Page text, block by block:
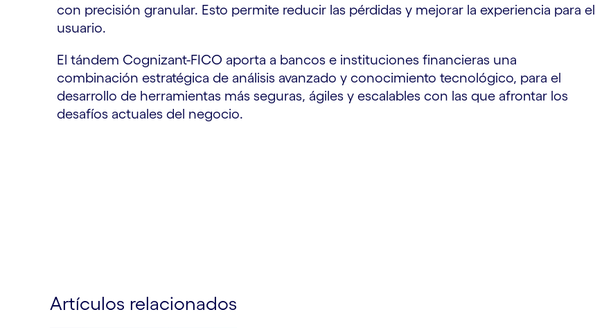
con precisión granular. Esto permite reducir las pérdidas y mejorar la experiencia para el
usuario.
El tándem Cognizant-FICO aporta a bancos e instituciones financieras una
combinación estratégica de análisis avanzado y conocimiento tecnológico, para el
desarrollo de herramientas más seguras, ágiles y escalables con las que afrontar los
desafíos actuales del negocio.
Artículos relacionados